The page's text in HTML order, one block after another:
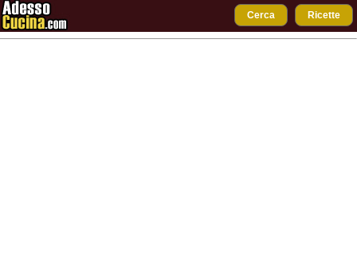
Cerca Ricette